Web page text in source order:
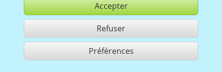
acheter
partager 1 résultats
Accepter
Refuser
Préférences